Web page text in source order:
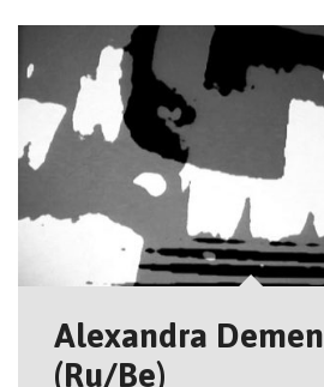
Alexandra
(Ru/Be)